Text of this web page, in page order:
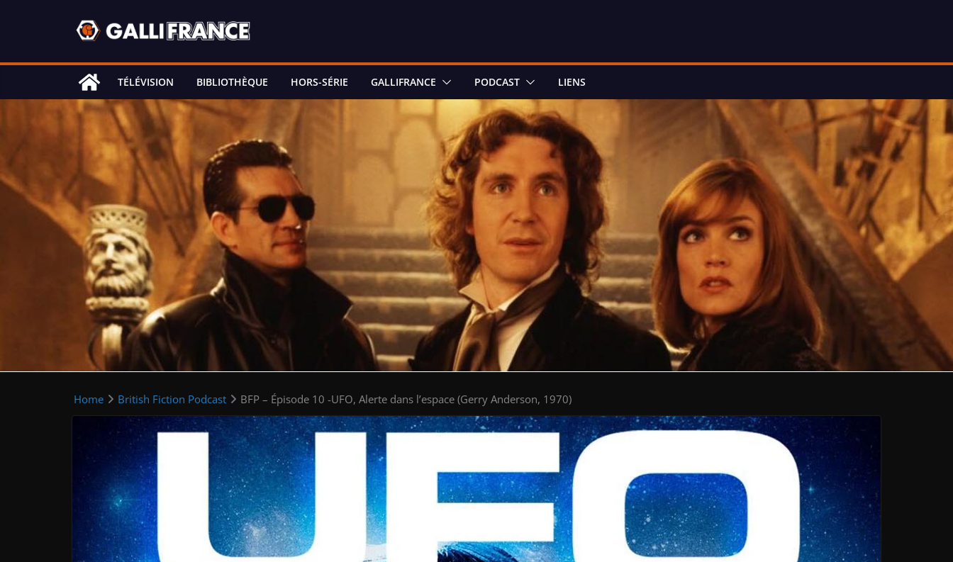
TÉLÉVISION BIBLIOTHÈQUE HORS-SÉRIE GALLIFRANCE PODCAST LIENS
Home British Fiction Podcast BFP – Épisode 10 -UFO, Alerte dans l’espace (Gerry Anderson, 1970)